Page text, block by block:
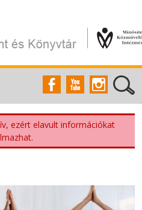
ezért elavult információkat